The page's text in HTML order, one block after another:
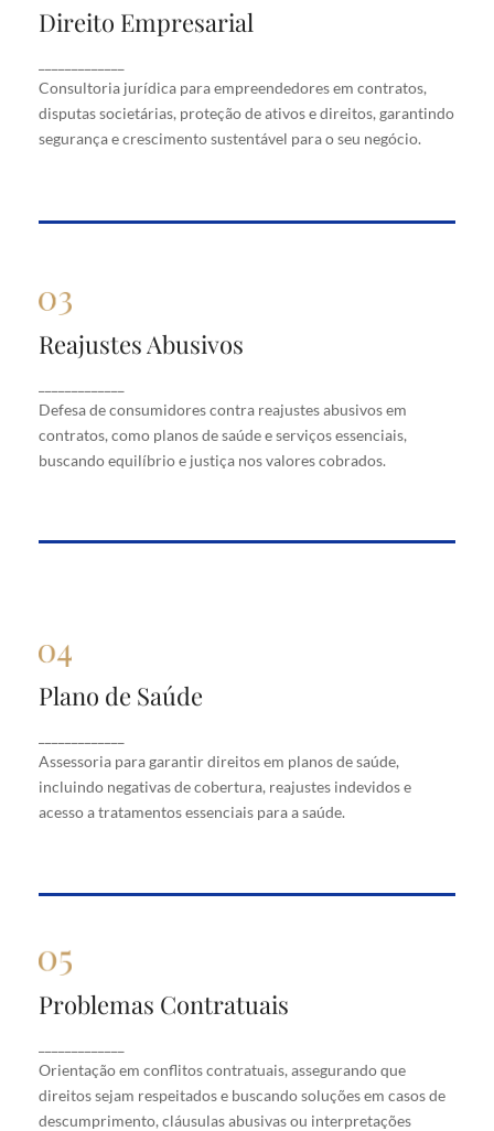
Direito Empresarial
Consultoria jurídica para empreendedores em contratos,
disputas societárias, proteção de ativos e direitos, garantindo
segurança e crescimento sustentável para o seu negócio.
Direito Empresarial
contratos, disputas societárias, proteção de ativos
e direitos, garantindo segurança e crescimento
sustentável para o seu negócio.
Reajustes Abusivos
Defesa de consumidores contra reajustes abusivos em
contratos, como planos de saúde e serviços essenciais,
buscando equilíbrio e justiça nos valores cobrados.
Reajustes Abusivos
em contratos, como planos de saúde e serviços
essenciais, buscando equilíbrio e justiça nos valores
cobrados.
Plano de Saúde
Assessoria para garantir direitos em planos de saúde,
incluindo negativas de cobertura, reajustes indevidos e
acesso a tratamentos essenciais para a saúde.
Plano de Saúde
saúde, incluindo negativas de cobertura, reajustes
indevidos e acesso a tratamentos essenciais para a
saúde.
Problemas Contratuais
Orientação em conflitos contratuais, assegurando que
direitos sejam respeitados e buscando soluções em casos de
descumprimento, cláusulas abusivas ou interpretações
Problemas Contratuais
que direitos sejam respeitados e buscando soluções
em casos de descumprimento, cláusulas abusivas
ou interpretações divergentes.